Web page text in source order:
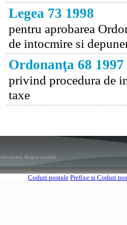
Legea 73 1998
pentru aprobarea
de intocmire si
Ordonanţa 68 1997
privind procedura de
taxe
Informatii despre cookie
Coduri postale Prefixe si Coduri